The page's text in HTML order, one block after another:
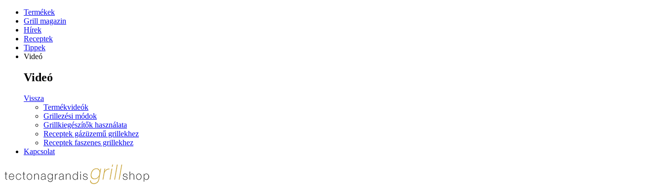
Termékek
Grill magazin
Hírek
Receptek
Tippek
Videó
Videó
Vissza
Termékvideók
Grillezési módok
Grillkiegészítők használata
Receptek gázüzemű grillekhez
Receptek faszenes grillekhez
Kapcsolat